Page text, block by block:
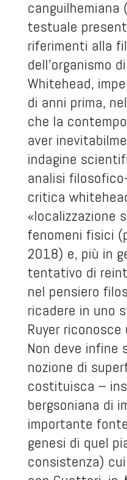
canguilhemiana
testuale
riferimenti alla
dell’organismo
Whitehead,
di anni prima,
che la
aver
indagine
analisi
critica
«localizzazione
fenomeni fisici
2018) e, più in
tentativo di
nel pensiero
ricadere in uno
Ruyer
Non deve infine
nozione di
costituisca –
bergsoniana di
importante
genesi di quel
consistenza)